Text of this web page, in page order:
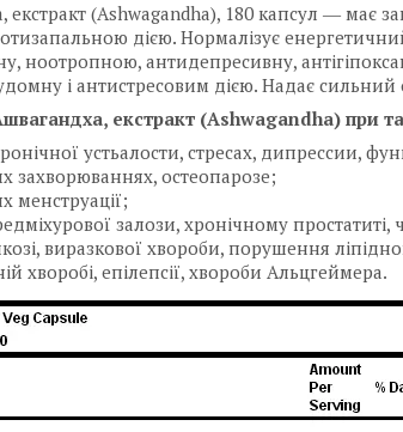
(Ashwagandha), 180 капсул ― має
дією. Нормалізує
ноотропною, антидепресивну,
і антистресовим дією. Надає
екстракт (Ashwagandha) при
устьалости, стресах, дипрессии,
захворюваннях, остеопарозе;
менструації;
залози, хронічному простатиті,
виразкової хвороби, порушення
хворобі, епілепсії, хвороби Альцгеймера.